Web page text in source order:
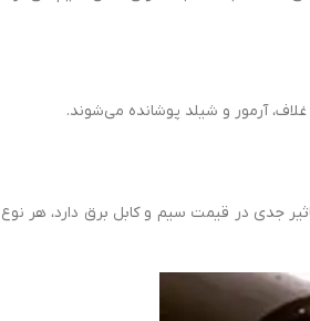
آرمور و شیلد پوشانده می‌شوند.
جدی در قیمت سیم و کابل برق دارد، هر نوع